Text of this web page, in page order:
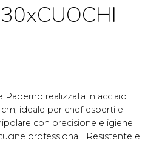
Paderno realizzata in acciaio
ideale per chef esperti e
con precisione e igiene
professionali. Resistente e